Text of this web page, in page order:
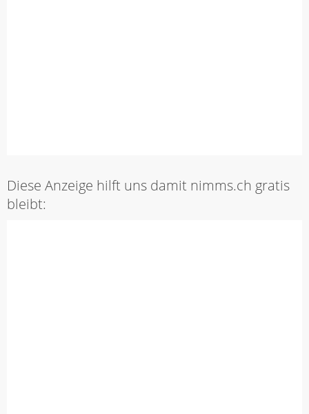
Diese Anzeige hilft uns damit nimms.ch gratis
bleibt: